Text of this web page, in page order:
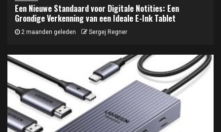
Een Nieuwe Standaard voor Digitale Notities: Een
Grondige Verkenning van een Ideale E-Ink Tablet
2 maanden geleden Sergej Regner